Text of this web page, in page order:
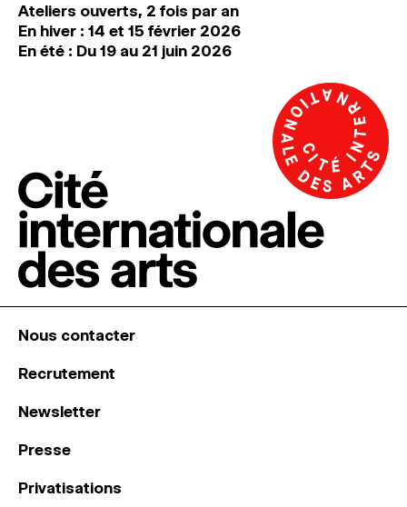
Ateliers ouverts, 2 fois par an
En hiver : 14 et 15 février 2026
En été : Du 19 au 21 juin 2026
Nous contacter
Recrutement
Newsletter
Presse
Privatisations